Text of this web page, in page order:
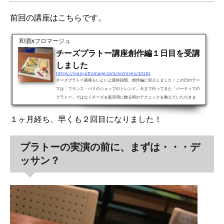
前回の講座はこちらです。
和酒xフロマージュ
チーズプラトー講座創作編１日目を受講
しました
https://wasyufromage.com/archives/10181
チーズプラトー講座もいよいよ最終段階、創作編に突入しました！この日のテー
マは「フランス・パリのショップのトレンド」今まで行ってきた「パーティでの
プラトー」ではなくチーズを販売用に飾る時のテクニックを教えていただきま
す。本日の見本はこちらです。いきなり結論です（笑）。本日は、ハードチーズ
の「形を生かしたプラトー」と、セミハードを全て同じ大きさに切り分けて格子
模様的に並べたプラトーの２つです。「形を生かしたプラトー」は、一見ハード
１ヶ月経ち、早くも２回目になりました！
プラトーの実演の前に、まずは・・・デ
ッサン？